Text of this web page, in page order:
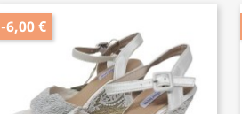
-6,00 €